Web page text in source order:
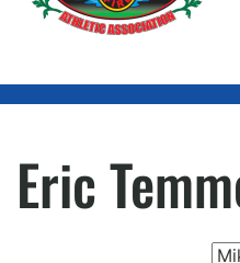
Eric